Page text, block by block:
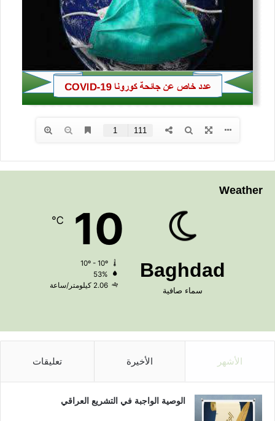
Weather
Baghdad
سماء صافية
10
℃
53%
2.06 كيلومتر/ساعة
الأشهر الأخيرة تعليقات
الوصية الواجبة في التشريع العراقي